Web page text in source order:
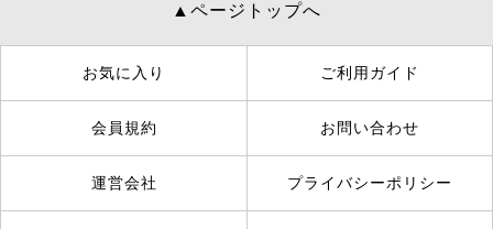
▲ページトップへ
お気に入り ご利用ガイド
会員規約 お問い合わせ
運営会社 プライバシーポリシー